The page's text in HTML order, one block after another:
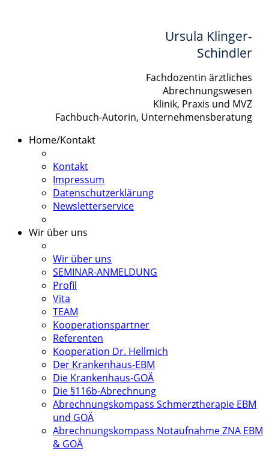
Ursula Klinger-
Schindler
Fachdozentin ärztliches
Abrechnungswesen
Klinik, Praxis und MVZ
Fachbuch-Autorin, Unternehmensberatung
Home/Kontakt
Kontakt
Impressum
Datenschutzerklärung
Newsletterservice
Wir über uns
Wir über uns
SEMINAR-ANMELDUNG
Profil
Vita
TEAM
Kooperationspartner
Referenten
Kooperation Dr. Hellmich
Der Krankenhaus-EBM
Die Krankenhaus-GOÄ
Die §116b-Abrechnung
Abrechnungskompass Schmerztherapie EBM
und GOÄ
Abrechnungskompass Notaufnahme ZNA EBM
& GOÄ